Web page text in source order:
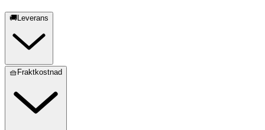
🚚Leverans
🧺Fraktkostnad